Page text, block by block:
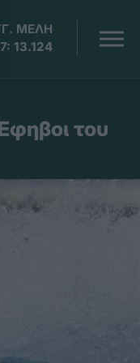
ΜΕΛΗ
13.124
του